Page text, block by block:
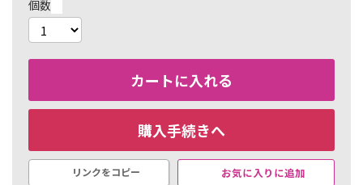
個数
カートに入れる
購入手続きへ
お気に入りに追加
リンクをコピー